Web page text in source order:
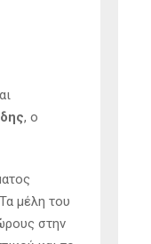
, ο
μέλη του
στην